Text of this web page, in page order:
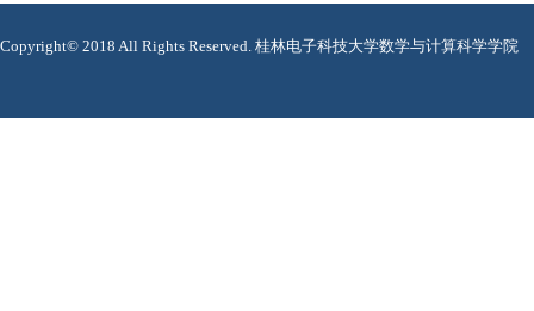
Copyright© 2018 All Rights Reserved. 桂林电子科技大学数学与计算科学学院